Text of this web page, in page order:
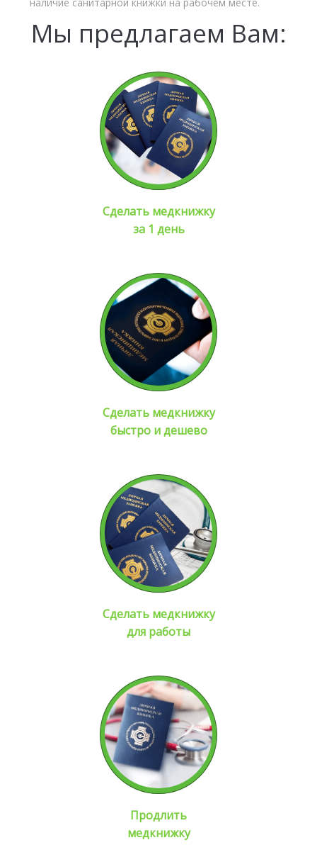
Мы предлагаем Вам:
Сделать медкнижку
за 1 день
Сделать медкнижку
быстро и дешево
Сделать медкнижку
для работы
Продлить
медкнижку